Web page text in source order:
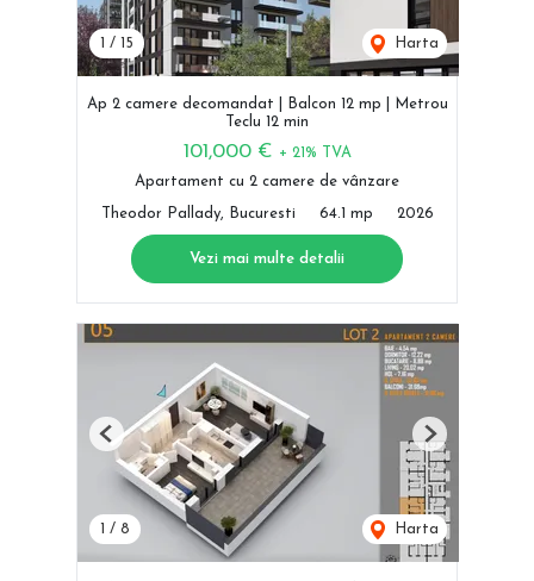
/ 15 Harta
Ap 2 camere decomandat | Balcon 12 mp | Metrou
Teclu 12 min
101,000 € + 21% TVA
Apartament cu 2 camere de vânzare
Theodor Pallady, Bucuresti 64.1 mp 2026
Vezi mai multe detalii
1 / 8 Harta
Previous Next